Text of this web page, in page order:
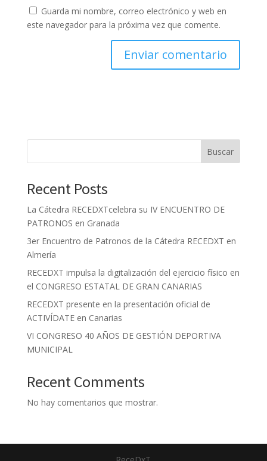
Guarda mi nombre, correo electrónico y web en
este navegador para la próxima vez que comente.
Buscar
Recent Posts
La Cátedra RECEDXTcelebra su IV ENCUENTRO DE
PATRONOS en Granada
3er Encuentro de Patronos de la Cátedra RECEDXT en
Almería
RECEDXT impulsa la digitalización del ejercicio físico en
el CONGRESO ESTATAL DE GRAN CANARIAS
RECEDXT presente en la presentación oficial de
ACTIVÍDATE en Canarias
VI CONGRESO 40 AÑOS DE GESTIÓN DEPORTIVA
MUNICIPAL
Recent Comments
No hay comentarios que mostrar.